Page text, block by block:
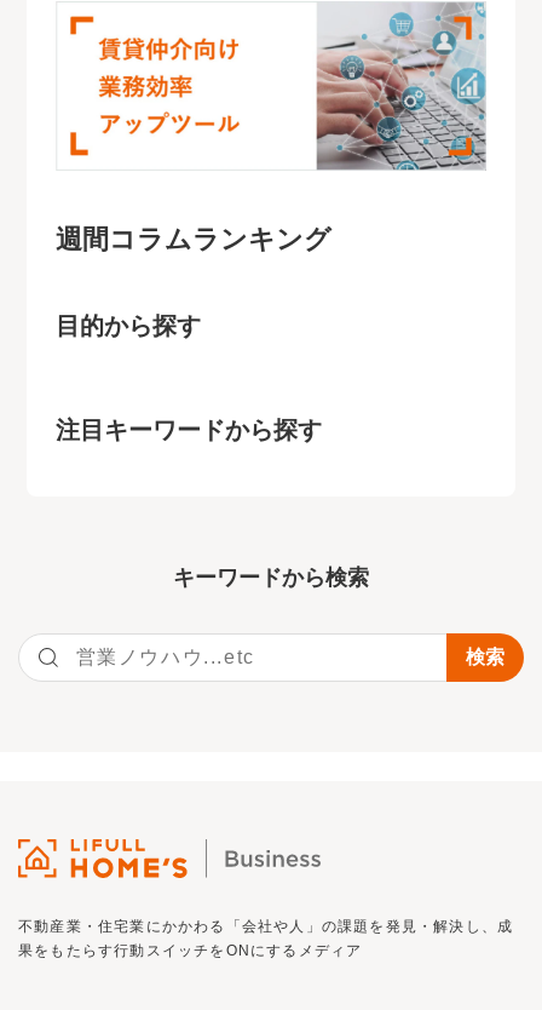
週間コラムランキング
目的から探す
注目キーワードから探す
キーワー ドから検索
不動産業・住宅業にかかわる「会社や人」の課題を発見・解決し、 成
果をもたらす行動スイッチを ON にするメディア